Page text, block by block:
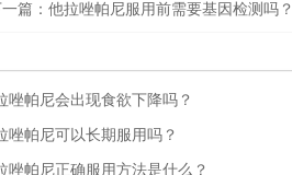
篇： 他拉唑帕尼服用前需要基因检测吗？
唑帕尼会出现食欲下降吗？
唑帕尼可以长期服用吗？
唑帕尼正确服用方法是什么？